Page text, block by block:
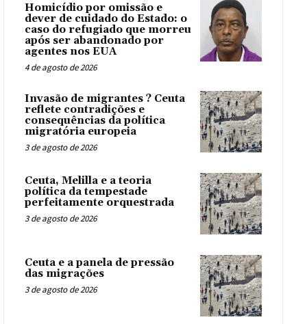
Homicídio por omissão e
dever de cuidado do Estado: o
caso do refugiado que morreu
após ser abandonado por
agentes nos EUA
4 de agosto de 2026
Invasão de migrantes ? Ceuta
reflete contradições e
consequências da política
migratória europeia
3 de agosto de 2026
Ceuta, Melilla e a teoria
política da tempestade
perfeitamente orquestrada
3 de agosto de 2026
Ceuta e a panela de pressão
das migrações
3 de agosto de 2026